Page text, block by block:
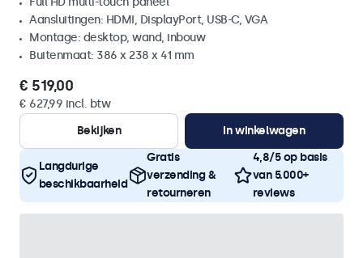
Aansluitingen: HDMI, DisplayPort, USB-C, VGA
Montage: desktop, wand, inbouw
Buitenmaat: 386 x 238 x 41 mm
€ 519,00
€ 627,99 incl. btw
Bekijken
In winkelwagen
Langdurige
beschikbaarheid
Gratis
verzending &
retourneren
4,8/5 op basis
van 5.000+
reviews